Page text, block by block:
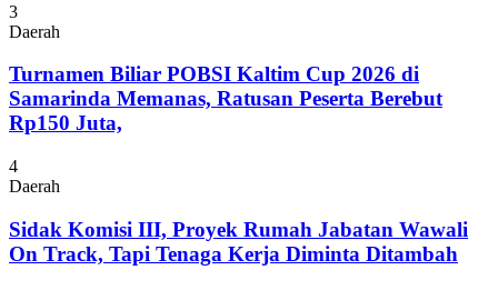
3
Daerah
Turnamen Biliar POBSI Kaltim Cup 2026 di
Samarinda Memanas, Ratusan Peserta Berebut
Rp150 Juta,
4
Daerah
Sidak Komisi III, Proyek Rumah Jabatan Wawali
On Track, Tapi Tenaga Kerja Diminta Ditambah